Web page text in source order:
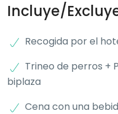
Incluye/
Recogida por el
Trineo de perros +
biplaza
Cena con una